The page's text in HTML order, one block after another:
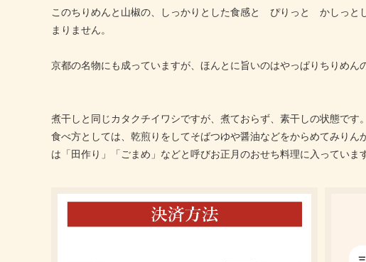
このちりめんと山椒の、しっかりとした食感と ぴりっと かしっと
まりません。
京都の名物にも成っていますが、ほんとに旨いのはやっぱりちりめん
煮干しと同じカタクチイワシですが、煮ておらず、素干しの状態です
食べ方としては、乾煎りをしてそばつゆや醤油などをからめてみり
は「田作り」「ごまめ」などと呼びお正月のおせち料理に入っています